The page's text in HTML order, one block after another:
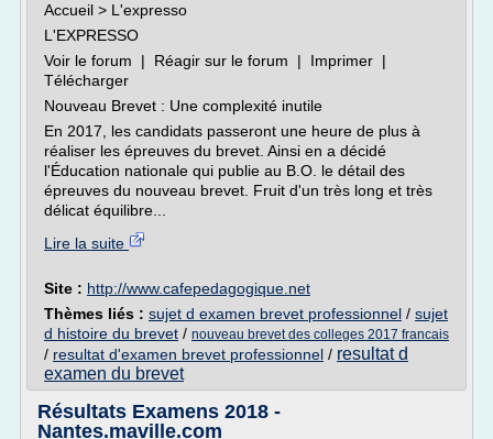
Accueil > L'expresso
L'EXPRESSO
Voir le forum | Réagir sur le forum | Imprimer |
Télécharger
Nouveau Brevet : Une complexité inutile
En 2017, les candidats passeront une heure de plus à
réaliser les épreuves du brevet. Ainsi en a décidé
l'Éducation nationale qui publie au B.O. le détail des
épreuves du nouveau brevet. Fruit d'un très long et très
délicat équilibre...
Lire la suite
Site : http://www.cafepedagogique.net
Thèmes liés : sujet d examen brevet professionnel / sujet
d histoire du brevet / nouveau brevet des colleges 2017 francais
/ resultat d'examen brevet professionnel / resultat d
examen du brevet
Résultats Examens 2018 -
Nantes.maville.com